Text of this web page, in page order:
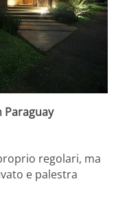
Paraguay
regolari, ma
e palestra